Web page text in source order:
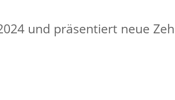
und präsentiert neue